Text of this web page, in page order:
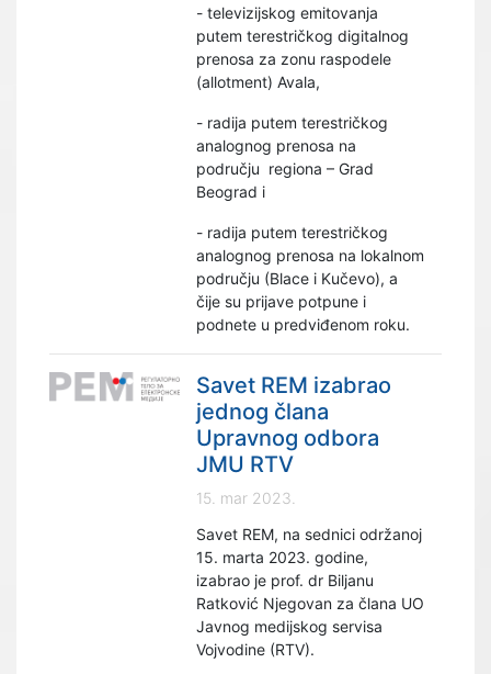
- televizijskog emitovanja
putem terestričkog digitalnog
prenosa za zonu raspodele
(allotment) Avala,
- radija putem terestričkog
analognog prenosa na
području regiona – Grad
Beograd i
- radija putem terestričkog
analognog prenosa na lokalnom
području (Blace i Kučevo), a
čije su prijave potpune i
podnete u predviđenom roku.
Savet REM izabrao
jednog člana
Upravnog odbora
JMU RTV
15. mar 2023.
Savet REM, na sednici održanoj
15. marta 2023. godine,
izabrao je prof. dr Biljanu
Ratković Njegovan za člana UO
Javnog medijskog servisa
Vojvodine (RTV).